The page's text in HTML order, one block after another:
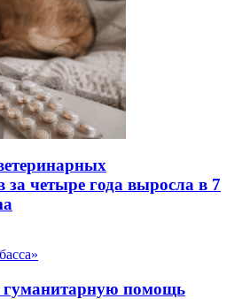
за четыре года выросла в 7
помощь